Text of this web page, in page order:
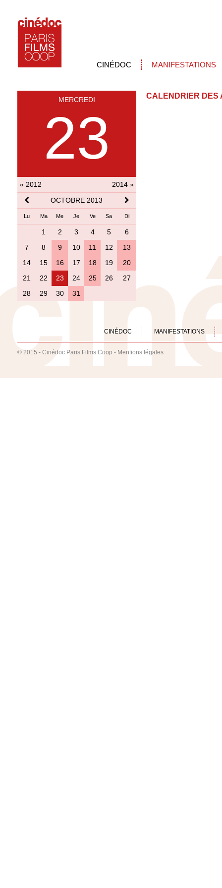
CINÉDOC MANIFESTATIONS
MERCREDI
23
« 2012
2014 »
OCTOBRE 2013
Lu Ma Me Je Ve Sa Di
1 2 3 4 5
6
7
8 9 10 11 12
13
14
15 16 17 18 19
20
21
22 23 24 25 26
27
28
29 30 31
CALENDRIER DES
CINÉDOC MANIFESTATIONS
© 2015 - Cinédoc Paris Films Coop - Mentions légales